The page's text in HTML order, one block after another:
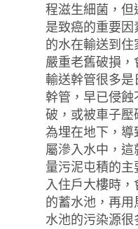
程滋生細菌，但
是致癌的重要
的水在輸送到
嚴重老舊破損
輸送幹管很多是
幹管，早已侵蝕
破，或被車子壓
為埋在地下，
屬滲入水中，
量污泥屯積的
入住戶大樓時
的蓄水池，再
水池的污染源很